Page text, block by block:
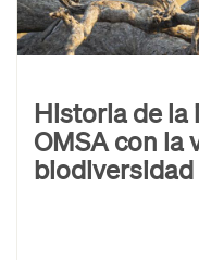
Historia de la
OMSA con la
biodiversidad